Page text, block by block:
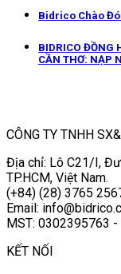
Bidrico Chào
BIDRICO ĐỒNG
CẦN THƠ: NẠP
CÔNG TY TNHH
Địa chỉ: Lô C21/I,
TP.HCM, Việt Nam.
(+84) (28) 3765
Email:
MST: 0302395763
KẾT NỐI